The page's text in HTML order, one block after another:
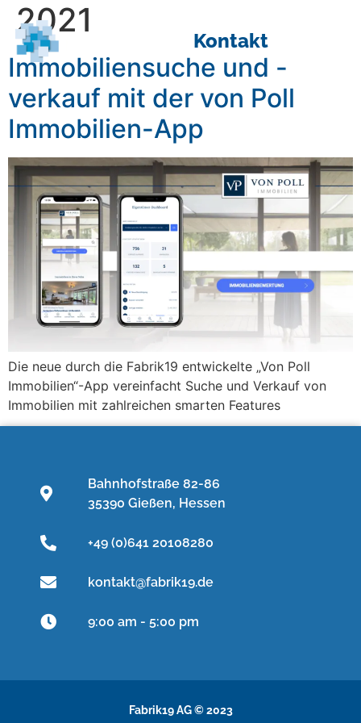
Kontakt
2021
Immobiliensuche und -
verkauf mit der von Poll
Immobilien-App
Die neue durch die Fabrik19 entwickelte „Von Poll
Immobilien“-App vereinfacht Suche und Verkauf von
Immobilien mit zahlreichen smarten Features
Bahnhofstraße 82-86
35390 Gießen, Hessen
+49 (0)641 20108280
kontakt@fabrik19.de
9:00 am - 5:00 pm
Fabrik19 AG © 2023